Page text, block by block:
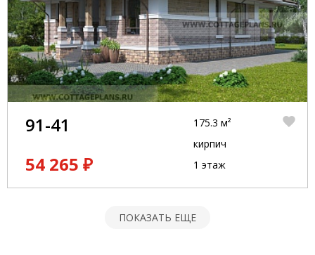
91-41
54 265 ₽
175.3 м²
кирпич
1 этаж
ПОКАЗАТЬ ЕЩЕ